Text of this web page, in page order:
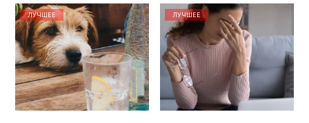
ЛУЧШЕЕ ЛУЧШЕЕ